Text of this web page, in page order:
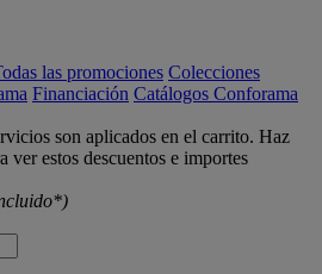
las promociones Colecciones
Financiación Catálogos Conforama
son aplicados en el carrito. Haz
ver estos descuentos e importes